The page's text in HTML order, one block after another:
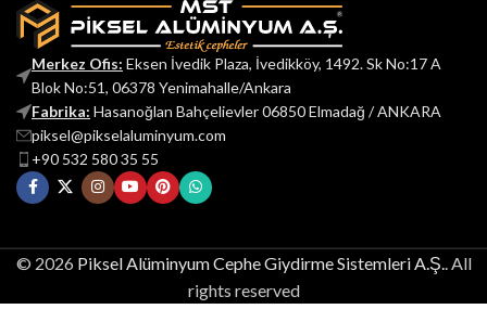
Merkez Ofis: Eksen İvedik Plaza, İvedikköy, 1492. Sk No:17 A
Blok No:51, 06378 Yenimahalle/Ankara
Fabrika: Hasanoğlan Bahçelievler 06850 Elmadağ / ANKARA
piksel@pikselaluminyum.com
+90 532 580 35 55
© 2026 Piksel Alüminyum Cephe Giydirme Sistemleri A.Ş. . All
rights reserved